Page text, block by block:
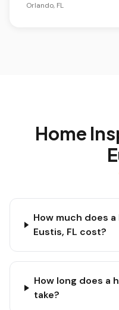
Orlando, FL
Home
How much does
Eustis, FL cost?
How long does a
take?